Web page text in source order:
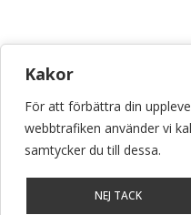
Kakor
För att förbättra din
webbtrafiken använder vi
samtycker du till dessa.
NEJ TACK
Bellmansgatan 5 • 118
072-071 46 60